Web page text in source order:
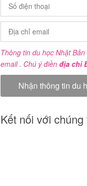
Thông tin du học Nhật
email . Chú ý điền địa chỉ
Kết nối với chúng